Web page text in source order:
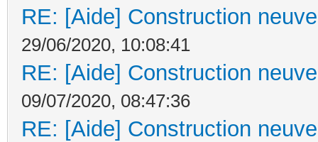
RE: [Aide] Construction
29/06/2020, 10:08:41
RE: [Aide] Construction
09/07/2020, 08:47:36
RE: [Aide] Construction